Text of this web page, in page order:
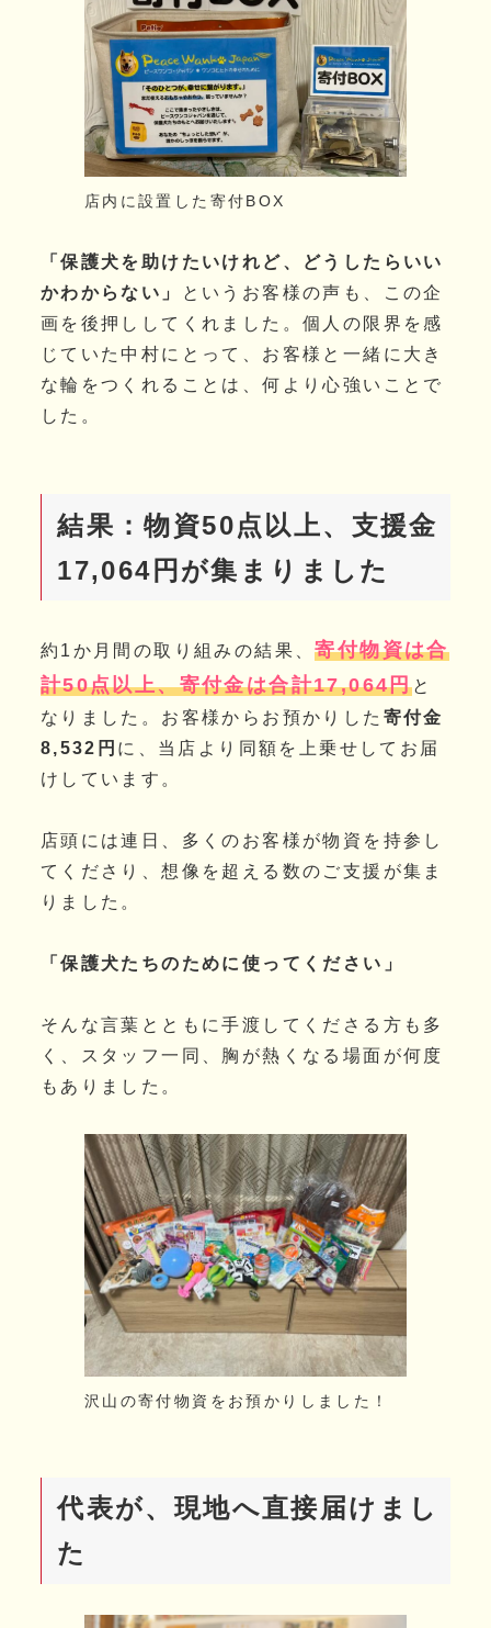
店内に設置した寄付BOX
「保護犬を助けたいけれど、どうしたらいい
かわからない」
というお客様の声も、この企
画を後押ししてくれました。個人の限界を感
じていた中村にとって、お客様と一緒に大き
な輪をつくれることは、何より心強いことで
した。
結果：物資50点以上、支援金
17,064円が集まりました
約1か月間の取り組みの結果、寄付物資は合
計50点以上、寄付金は合計17,064円と
なりました。お客様からお預かりした 寄付金
8,532円 に、当店より同額を上乗せしてお届
けしています。
店頭には連日、多くのお客様が物資を持参し
てくださり、想像を超える数のご支援が集ま
りました。
「保護犬たちのために使ってください」
そんな言葉とともに手渡してくださる方も多
く、スタッフ一同、胸が熱くなる場面が何度
もありました。
沢山の寄付物資をお預かりしました！
代表が、現地へ直接届けまし
た